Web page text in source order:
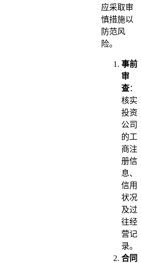
应采取审
慎措施以
防范风
险。
事前
审
查：
核实
投资
公司
的工
商注
册信
息、
信用
状况
及过
往经
营记
录。
合同